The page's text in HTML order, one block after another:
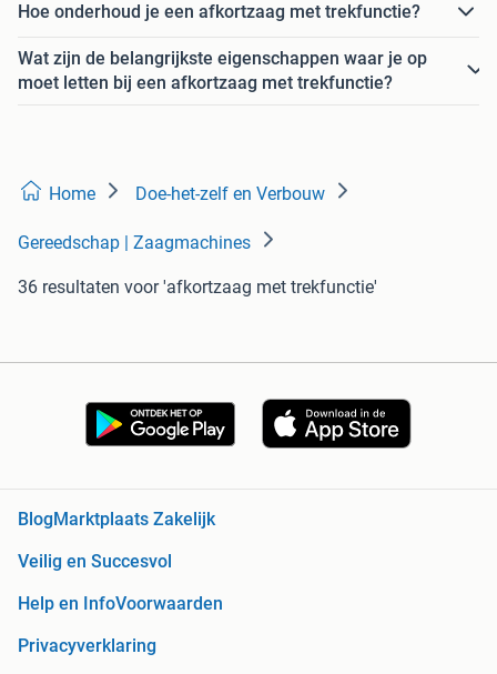
Hoe onderhoud je een afkortzaag met trekfunctie?
Wat zijn de belangrijkste eigenschappen waar je op
moet letten bij een afkortzaag met trekfunctie?
Home Doe-het-zelf en Verbouw
Gereedschap | Zaagmachines
36 resultaten voor 'afkortzaag met trekfunctie'
BlogMarktplaats Zakelijk
Veilig en Succesvol
Help en InfoVoorwaarden
Privacyverklaring